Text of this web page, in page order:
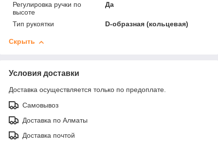
Регулировка ручки по
высоте
Да
Тип рукоятки D-образная (кольцевая)
Скрыть
Условия доставки
Доставка осуществляется только по предоплате.
Самовывоз
Доставка по Алматы
Доставка почтой